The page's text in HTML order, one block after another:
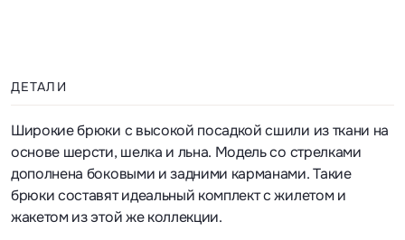
ДЕТАЛИ
Широкие брюки с высокой посадкой сшили из ткани на
основе шерсти, шелка и льна. Модель со стрелками
дополнена боковыми и задними карманами. Такие
брюки составят идеальный комплект с жилетом и
жакетом из этой же коллекции.